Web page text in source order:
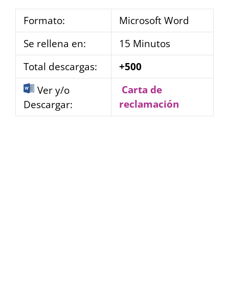
Formato:
Microsoft Word
Se rellena en:
15 Minutos
Total descargas:
+500
Ver y/o
Descargar:
Carta de
reclamación